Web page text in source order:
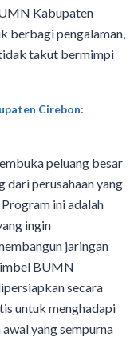
Kabupaten
berbagi pengalaman,
takut bermimpi
Cirebon:
peluang besar
dari perusahaan yang
ini adalah
ingin
jaringan
BUMN
secara
untuk menghadapi
yang sempurna